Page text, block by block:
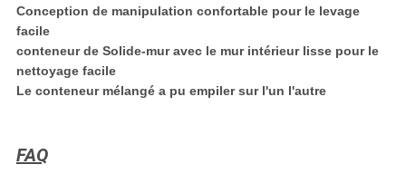
Conception de manipulation confortable pour le levage
facile
conteneur de Solide-mur avec le mur intérieur lisse pour le
nettoyage facile
Le conteneur mélangé a pu empiler sur l'un l'autre
FAQ